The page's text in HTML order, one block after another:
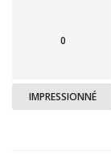
0
IMPRESSIONNÉ